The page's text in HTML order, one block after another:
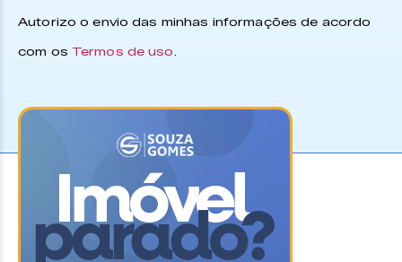
Autorizo o envio das minhas informações de acordo
com os Termos de uso.